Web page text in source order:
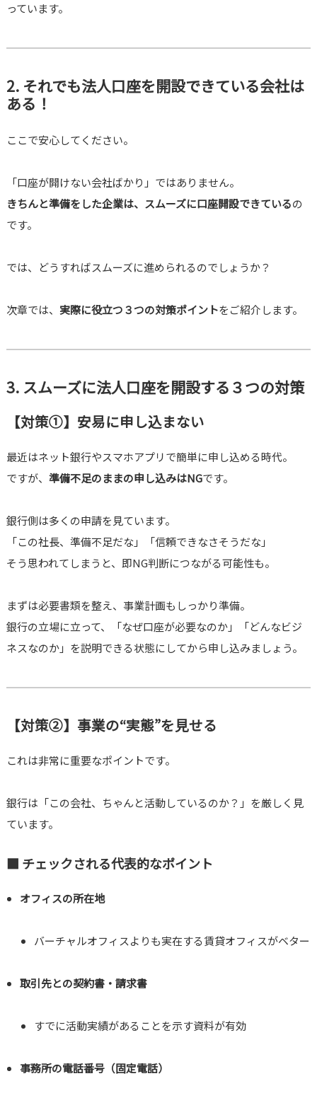
っています。
2. それでも法人口座を開設できている会社は
ある！
ここで安心してください。
「口座が開けない会社ばかり」ではありません。
きちんと準備をした企業は、スムーズに口座開設できているの
です。
では、どうすればスムーズに進められるのでしょうか？
次章では、 実際に役立つ３つの対策ポイントをご紹介します。
3. スムーズに法人口座を開設する３つの対策
【対策①】安易に申し込まない
最近はネット銀行やスマホアプリで簡単に申し込める時代。
ですが、 準備不足のままの申し込みはNGです。
銀行側は多くの申請を見ています。
「この社長、準備不足だな」「信頼できなさそうだな」
そう思われてしまうと、即NG判断につながる可能性も。
まずは必要書類を整え、事業計画もしっかり準備。
銀行の立場に立って、「なぜ口座が必要なのか」「どんなビジ
ネスなのか」を説明できる状態にしてから申し込みましょう。
【対策②】事業の“実態”を見せる
これは非常に重要なポイントです。
銀行は「この会社、ちゃんと活動しているのか？」を厳しく見
ています。
■ チェックされる代表的なポイント
オフィスの所在地
バーチャルオフィスよりも実在する賃貸オフィスがベター
取引先との契約書・請求書
すでに活動実績があることを示す資料が有効
事務所の電話番号（固定電話）